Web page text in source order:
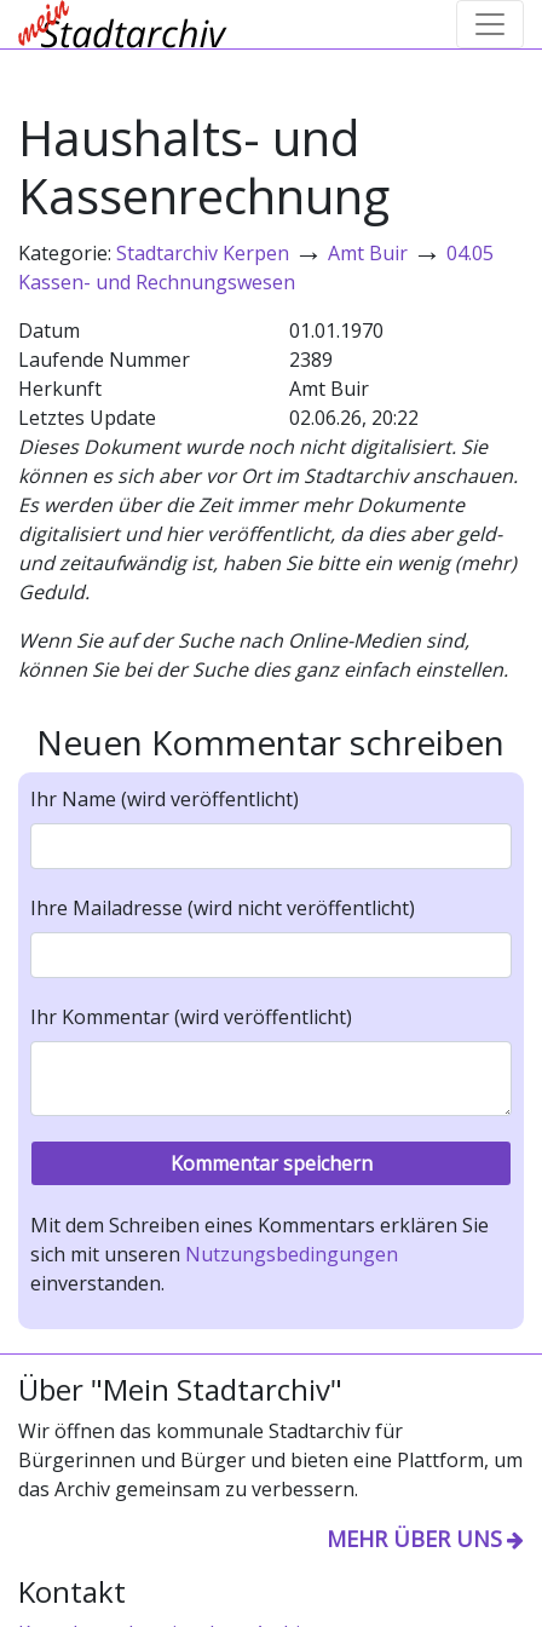
Haushalts- und
Kassenrechnung
Kategorie: Stadtarchiv Kerpen → Amt Buir → 04.05
Kassen- und Rechnungswesen
Datum
01.01.1970
Laufende Nummer
2389
Herkunft
Amt Buir
Letztes Update
02.06.26, 20:22
Dieses Dokument wurde noch nicht digitalisiert. Sie
können es sich aber vor Ort im Stadtarchiv anschauen.
Es werden über die Zeit immer mehr Dokumente
digitalisiert und hier veröffentlicht, da dies aber geld-
und zeitaufwändig ist, haben Sie bitte ein wenig (mehr)
Geduld.
Wenn Sie auf der Suche nach Online-Medien sind,
können Sie bei der Suche dies ganz einfach einstellen.
Neuen Kommentar schreiben
Ihr Name (wird veröffentlicht)
Ihre Mailadresse (wird nicht veröffentlicht)
Ihr Kommentar (wird veröffentlicht)
Mit dem Schreiben eines Kommentars erklären Sie
sich mit unseren Nutzungsbedingungen
einverstanden.
Über "Mein Stadtarchiv"
Wir öffnen das kommunale Stadtarchiv für
Bürgerinnen und Bürger und bieten eine Plattform, um
das Archiv gemeinsam zu verbessern.
MEHR ÜBER UNS
Kontakt